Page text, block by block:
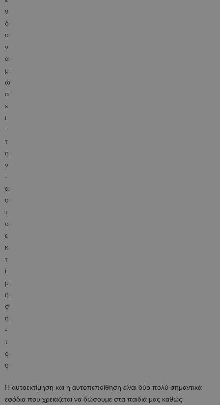
H αυτοεκτίμηση και η αυτοπεποίθηση είναι δύο πολύ σημαντικά
εφόδια που χρειάζεται να δώσουμε στα παιδιά μας καθώς